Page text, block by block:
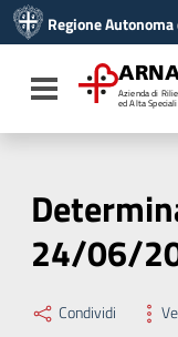
Vai al menu di
Vai al footer
Regione
Toggle navigation
Azienda di
ed Alta
24/06/
Condividi